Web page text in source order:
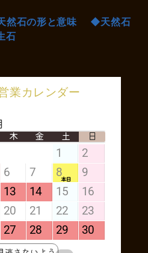
然石の形と意味
◆天然石
石
業カレンダー